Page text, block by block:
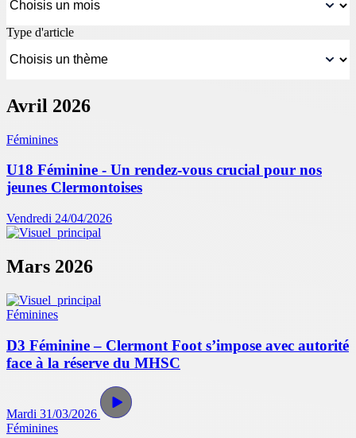
Type d'article
Avril 2026
Féminines
U18 Féminine - Un rendez-vous crucial pour nos
jeunes Clermontoises
Vendredi 24/04/2026
Mars 2026
Féminines
D3 Féminine – Clermont Foot s’impose avec autorité
face à la réserve du MHSC
Mardi 31/03/2026
Féminines